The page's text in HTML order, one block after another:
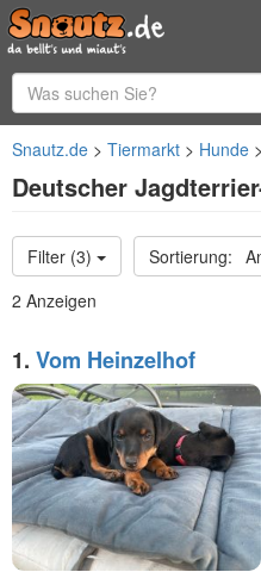
Snautz.de Tiermarkt Hunde
Deutscher
Filter (3)
2 Anzeigen
1. Vom Heinzelhof